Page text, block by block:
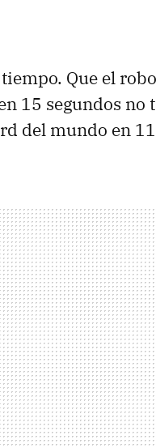
Que el
15 segundos no
del mundo en